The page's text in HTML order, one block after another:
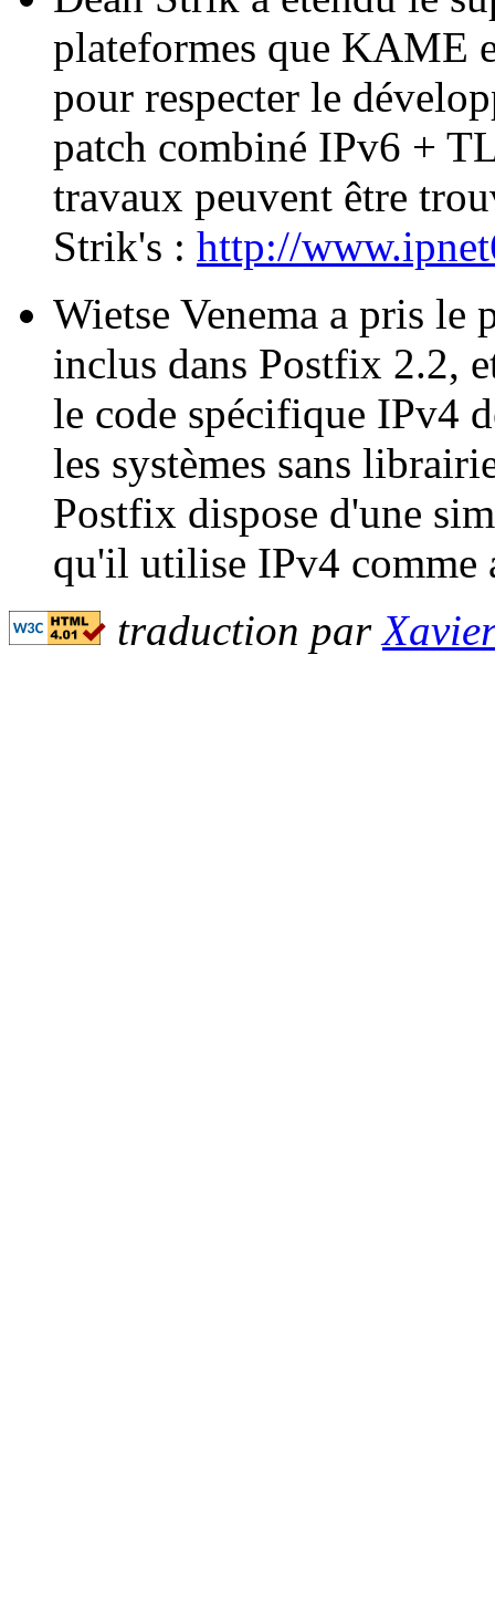
plateformes que KAME
pour respecter le
patch combiné IPv6 +
travaux peuvent être
Strik's : http://
Wietse Venema a pris le
inclus dans Postfix 2.2,
le code spécifique IPv4
les systèmes sans
Postfix dispose d'une
qu'il utilise IPv4 comme
traduction par